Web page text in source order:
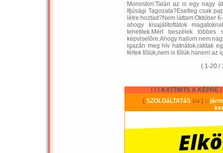
Monostori:Talán az is egy nagy
Ifjúsági Tagozata?Esetleg csak
létre hoztad?Nem láttam Október
ahogy kisajátítottátok
tehetitek.Mért beszélek
képviselõre.Ahogy hallom nem
igazán meg hív hatnátok,raktak
féltek tõlük,nem is tõlük hanem az
( 1-20 /
! ! ! KATTINTS A KÉPRE